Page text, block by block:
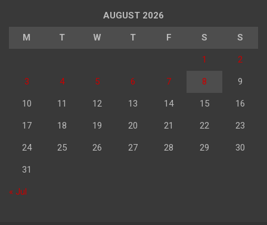
AUGUST 2026
M T W T F S S
1 2
3 4 5 6 7 8 9
10 11 12 13 14 15 16
17 18 19 20 21 22 23
24 25 26 27 28 29 30
31
« Jul